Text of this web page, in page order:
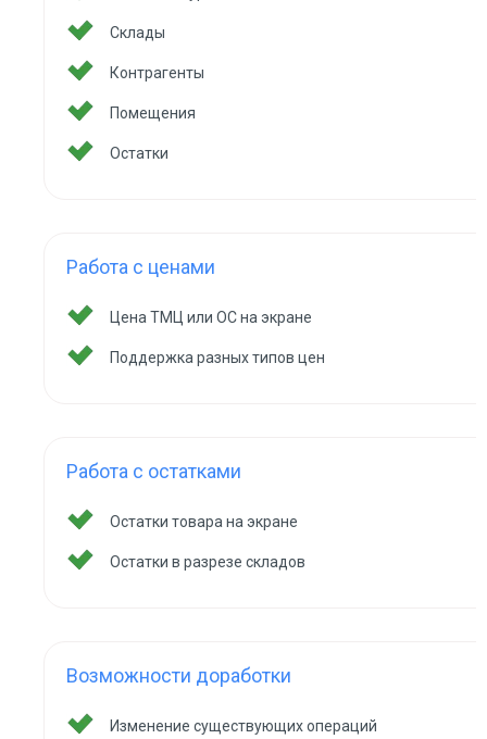
Склады
Контрагенты
Помещения
Остатки
Работа с ценами
Цена ТМЦ или ОС на экране
Поддержка разных типов цен
Работа с остатками
Остатки товара на экране
Остатки в разрезе складов
Возможности доработки
Изменение существующих операций